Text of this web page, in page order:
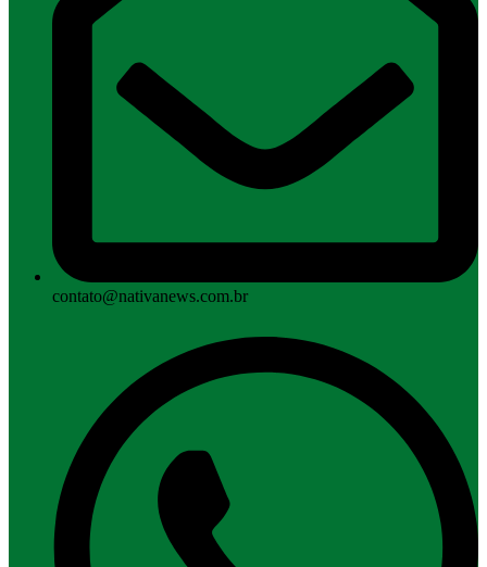
contato@nativanews.com.br